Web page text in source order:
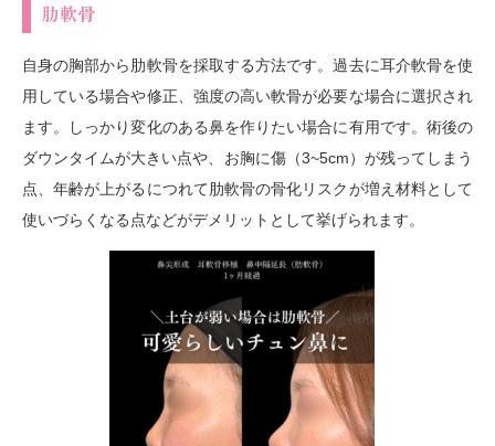
肋軟骨
自身の胸部から肋軟骨を採取する方法です。過去に耳介軟骨を使
用している場合や修正、強度の高い軟骨が必要な場合に選択され
ます。しっかり変化のある鼻を作りたい場合に有用です。術後の
ダウンタイムが大きい点や、お胸に傷（3~5cm）が残ってしまう
点、年齢が上がるにつれて肋軟骨の骨化リスクが増え材料として
使いづらくなる点などがデメリットとして挙げられます。